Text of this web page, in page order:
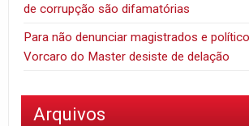
de corrupção são difamatórias
Para não denunciar magistrados e
Vorcaro do Master desiste de delação
Arquivos